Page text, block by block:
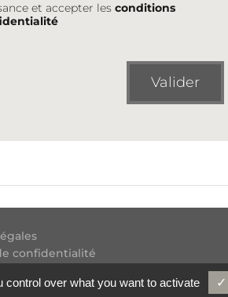
et accepter lesconditions
Valider
confidentialité
over what you want to activate ✓